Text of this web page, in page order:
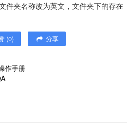
件夹名称改为英文，文件夹下的存在
(0) 分享
作手册